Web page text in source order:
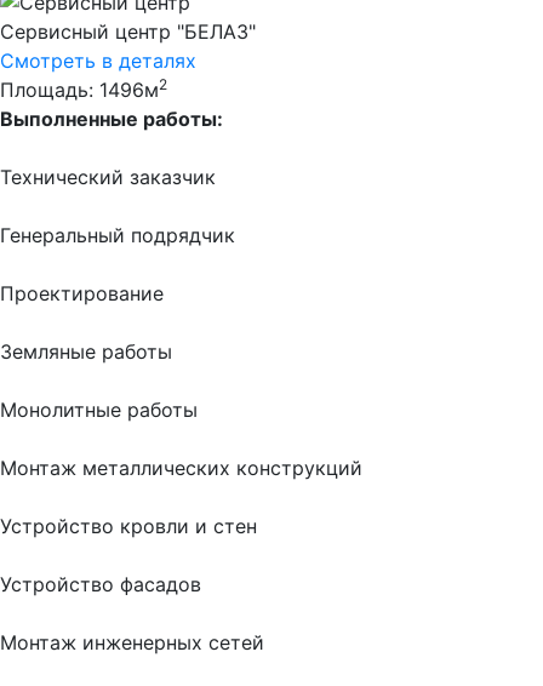
Сервисный центр "БЕЛАЗ"
Смотреть в деталях
Площадь: 1496м2
Выполненные работы:
Технический заказчик
Генеральный подрядчик
Проектирование
Земляные работы
Монолитные работы
Монтаж металлических конструкций
Устройство кровли и стен
Устройство фасадов
Монтаж инженерных сетей